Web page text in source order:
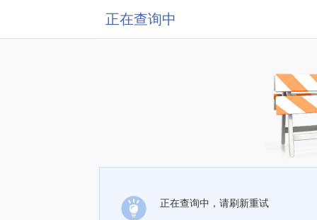
正在查询中
正在查询中，请刷新重试